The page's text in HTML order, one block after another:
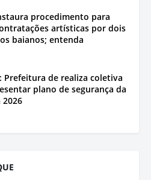
procedimento para
artísticas por dois
baianos; entenda
Prefeitura de realiza coletiva
plano de segurança da
2026